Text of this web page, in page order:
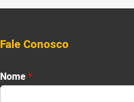
[…]
Fale Conosco
Nome*